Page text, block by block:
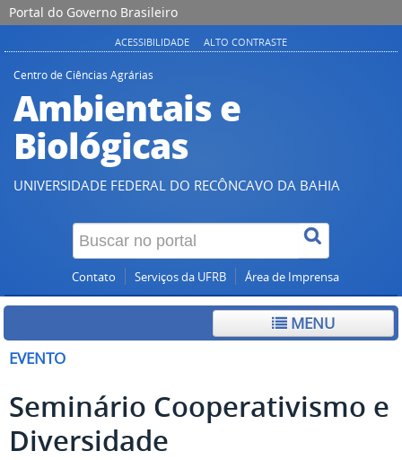
Portal do Governo Brasileiro
ACESSIBILIDADE ALTO CONTRASTE
Centro de Ciências Agrárias
Ambientais e
Biológicas
UNIVERSIDADE FEDERAL DO RECÔNCAVO DA BAHIA
Contato Serviços da UFRB Área de Imprensa
MENU
EVENTO
Seminário Cooperativismo e
Diversidade